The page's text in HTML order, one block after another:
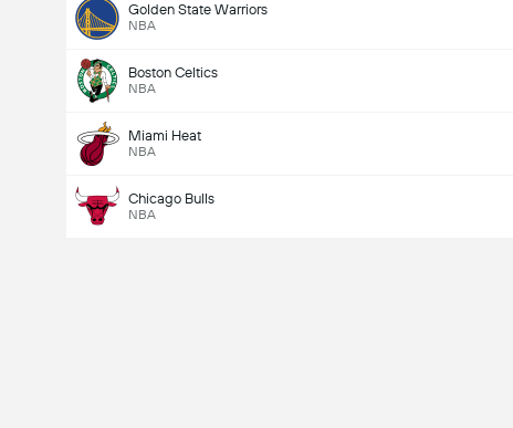
Golden State Warriors
NBA
Boston Celtics
NBA
Miami Heat
NBA
Chicago Bulls
NBA